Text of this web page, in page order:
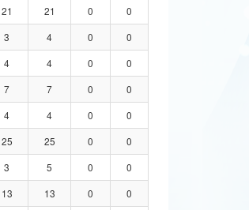
21 21 0
0
3 4 0
0
4 4 0
0
7 7 0
0
4 4 0
0
25 25 0
0
3 5 0
0
13 13 0
0